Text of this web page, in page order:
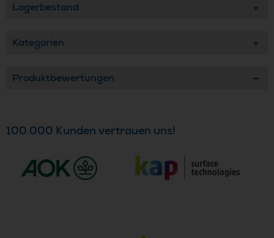
Lagerbestand
Kategorien
Produktbewertungen
100.000 Kunden vertrauen uns!